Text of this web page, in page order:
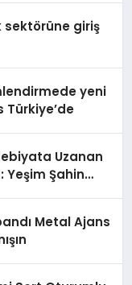
sektörüne giriş
yeni
Türkiye’de
Uzanan
Yeşim Şahin
Metal Ajans